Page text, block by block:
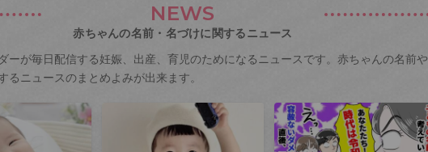
NEWS
赤ちゃんの名前・名づけに関するニュース
ーが毎日配信する妊娠、出産、育児のためになるニュースです。赤ちゃんの名前や
るニュースのまとめよみが出来ます。